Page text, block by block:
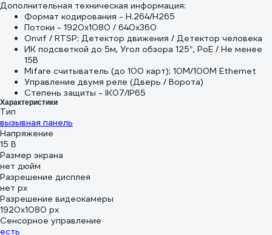
Дополнительная техническая информация:
Формат кодирования - H.264/H265
Потоки - 1920x1080 / 640x360
Onvif / RTSP; Детектор движения / Детектор человека
ИК подсветкой до 5м, Угол обзора 125°, PoE / Не менее
15В
Mifare считыватель (до 100 карт); 10M/100M Ethernet
Управление двумя реле (Дверь / Ворота)
Степень защиты - IK07/IP65
Характеристики
Тип
вызывная панель
Напряжение
15 В
Размер экрана
нет дюйм
Разрешение дисплея
нет px
Разрешение видеокамеры
1920х1080 px
Сенсорное управление
есть